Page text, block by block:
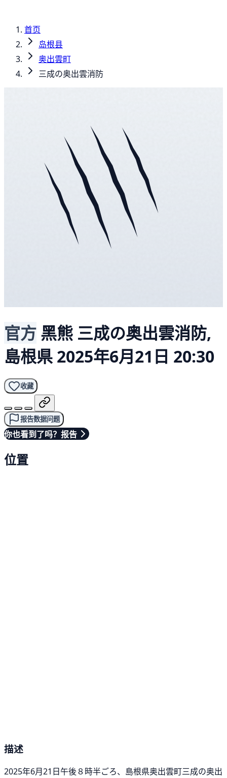
首页
岛根县
奥出雲町
三成の奥出雲消防
官方 黑熊 三成の奥出雲消防,
島根県 2025年6月21日 20:30
收藏
报告数据问题
你也看到了吗？报告
位置
描述
2025年6月21日午後８時半ごろ、島根県奥出雲町三成の奥出